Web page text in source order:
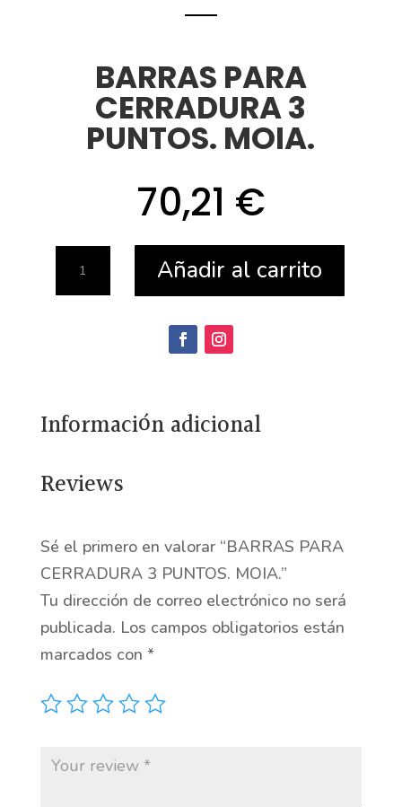
BARRAS PARA
CERRADURA 3
PUNTOS. MOIA.
70,21 €
cantidad
Añadir al carrito
Información adicional
Reviews
Sé el primero en valorar “BARRAS PARA
CERRADURA 3 PUNTOS. MOIA.”
Tu dirección de correo electrónico no será
publicada. Los campos obligatorios están
marcados con *